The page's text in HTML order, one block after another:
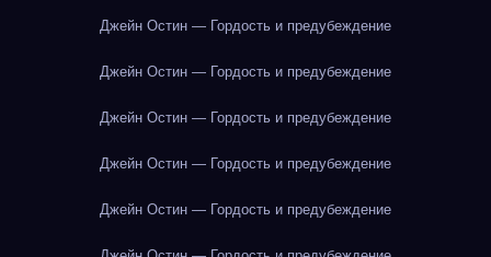
Джейн Остин — Гордость и предубеждение
Джейн Остин — Гордость и предубеждение
Джейн Остин — Гордость и предубеждение
Джейн Остин — Гордость и предубеждение
Джейн Остин — Гордость и предубеждение